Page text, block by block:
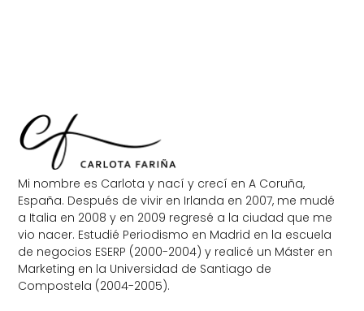
Mi nombre es Carlota y nací y crecí en A Coruña,
España. Después de vivir en Irlanda en 2007, me mudé
a Italia en 2008 y en 2009 regresé a la ciudad que me
vio nacer. Estudié Periodismo en Madrid en la escuela
de negocios ESERP (2000-2004) y realicé un Máster en
Marketing en la Universidad de Santiago de
Compostela (2004-2005).